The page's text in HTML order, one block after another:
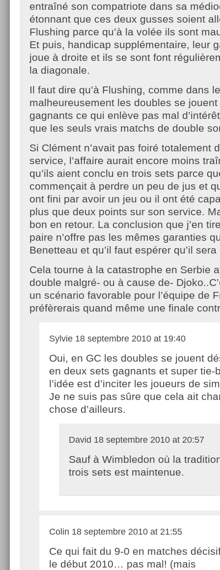
entraîné son compatriote dans sa
étonnant que ces deux gusses soient
Flushing parce qu’à la volée ils sont
Et puis, handicap supplémentaire, leur
joue à droite et ils se sont font
la diagonale.
Il faut dire qu’à Flushing, comme dans
malheureusement les doubles se
gagnants ce qui enlève pas mal
que les seuls vrais matchs de double
Si Clément n’avait pas foiré totalement
service, l’affaire aurait encore moins
qu’ils aient conclu en trois sets parce
commençait à perdre un peu de jus et
ont fini par avoir un jeu ou il ont été
plus que deux points sur son service.
bon en retour. La conclusion que j’en
paire n’offre pas les mêmes garanties
Benetteau et qu’il faut espérer qu’il
Cela tourne à la catastrophe en Serbie
double malgré- ou à cause de-
un scénario favorable pour l’équipe de
préfèrerais quand même une finale
Sylvie 18 septembre 2010 at 19:40
Oui, en GC les doubles se jouent
en deux sets gagnants et super tie-
l’idée est d’inciter les joueurs de
Je ne suis pas sûre que cela ait
chose d’ailleurs.
David 18 septembre 2010 at 20:57
Sauf à Wimbledon où la
trois sets est maintenue.
Colin 18 septembre 2010 at 21:55
Ce qui fait du 9-0 en matches
le début 2010… pas mal! (mais